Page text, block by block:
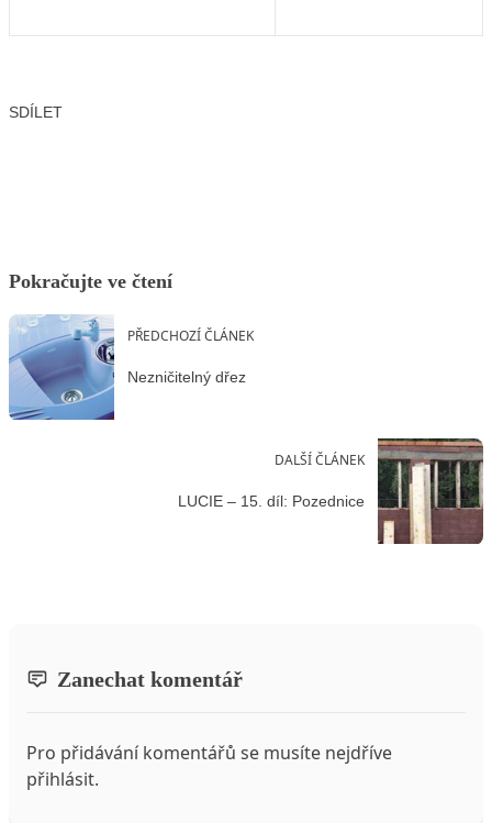
SDÍLET
Pokračujte ve čtení
PŘEDCHOZÍ ČLÁNEK
Nezničitelný dřez
DALŠÍ ČLÁNEK
LUCIE – 15. díl: Pozednice
Zanechat komentář
Pro přidávání komentářů se musíte nejdříve
přihlásit.